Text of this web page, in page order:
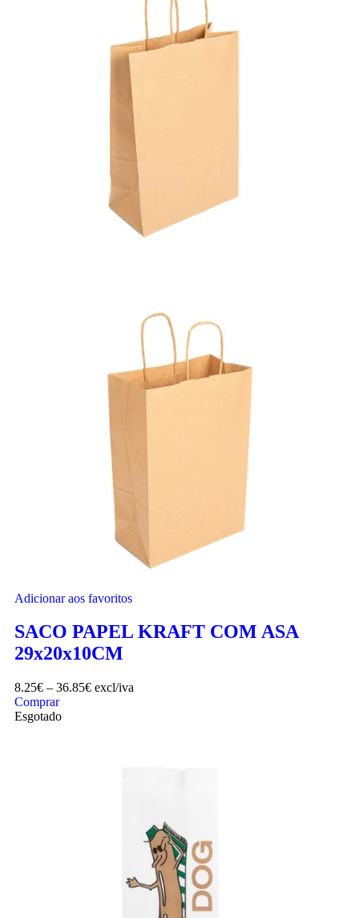
Adicionar aos favoritos
SACO PAPEL KRAFT COM ASA
29x20x10CM
8.25€ – 36.85€ excl/iva
Comprar
Esgotado